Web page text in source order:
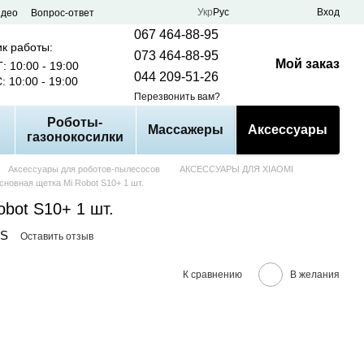
Вопрос-ответ
Укр Рус Вход
работы:
10:00 - 19:00
10:00 - 19:00
067 464-88-95
073 464-88-95
044 209-51-26
Перезвонить вам?
Мой заказ
Роботы-
газонокосилки
Массажеры Аксессуары
Аксессуары для роботов-пылесосов
АКСЕССУАРЫ ДЛЯ XIAOMI
щетка Mi Robot S10+ 1 шт.
S10+ 1 шт.
Оставить отзыв
К сравнению В желания